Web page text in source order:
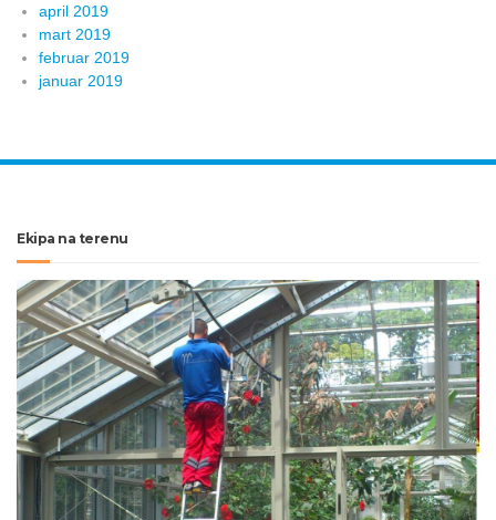
april 2019
mart 2019
februar 2019
januar 2019
Ekipa na terenu